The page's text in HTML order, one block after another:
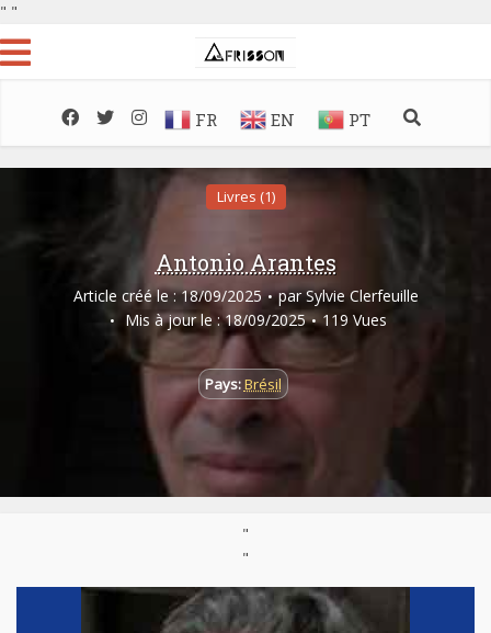
" "
FR EN PT
Livres (1)
Antonio Arantes
Article créé le : 18/09/2025 par Sylvie Clerfeuille
Mis à jour le : 18/09/2025
119 Vues
Pays:Brésil
"
"